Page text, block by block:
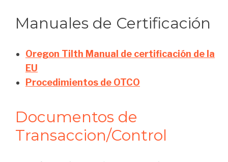
Manuales de Certificación
Oregon Tilth Manual de certificación de la
EU
Procedimientos de OTCO
Documentos de
Transaccion/Control